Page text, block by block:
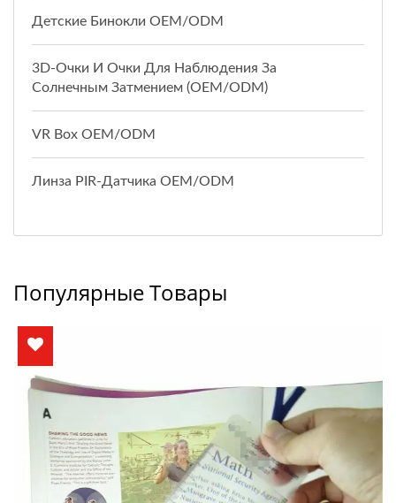
Детские Бинокли OEM/ODM
3D-Очки И Очки Для Наблюдения За
Солнечным Затмением (OEM/ODM)
VR Box OEM/ODM
Линза PIR-Датчика OEM/ODM
Популярные Товары